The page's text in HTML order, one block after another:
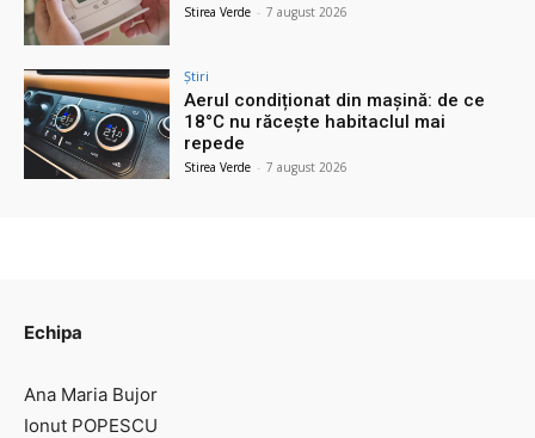
Stirea Verde - 7 august 2026
Știri
Aerul condiționat din mașină: de ce
18°C nu răcește habitaclul mai
repede
Stirea Verde - 7 august 2026
Echipa
Ana Maria Bujor
Ionut POPESCU